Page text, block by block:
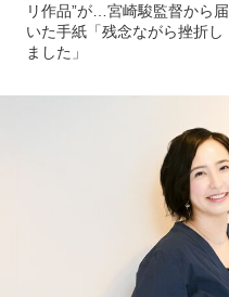
リ作品”が…宮崎駿監督から届
いた手紙「残念ながら挫折し
ました」